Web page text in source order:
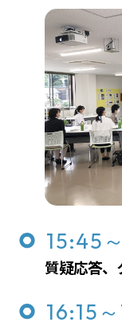
15:45
質疑応答、
16:15